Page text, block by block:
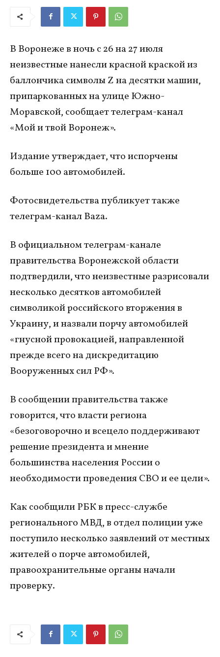
В Воронеже в ночь с 26 на 27 июля
неизвестные нанесли красной краской из
баллончика символы Z на десятки машин,
припаркованных на улице Южно-
Моравской, сообщает телеграм-канал
«Мой и твой Воронеж».
Издание утверждает, что испорчены
больше 100 автомобилей.
Фотосвидетельства публикует также
телеграм-канал Baza.
В официальном телеграм-канале
правительства Воронежской области
подтвердили, что неизвестные разрисовали
несколько десятков автомобилей
символикой российского вторжения в
Украину, и назвали порчу автомобилей
«гнусной провокацией, направленной
прежде всего на дискредитацию
Вооруженных сил РФ».
В сообщении правительства также
говорится, что власти региона
«безоговорочно и всецело поддерживают
решение президента и мнение
большинства населения России о
необходимости проведения СВО и ее цели».
Как сообщили РБК в пресс-службе
регионального МВД, в отдел полиции уже
поступило несколько заявлений от местных
жителей о порче автомобилей,
правоохранительные органы начали
проверку.